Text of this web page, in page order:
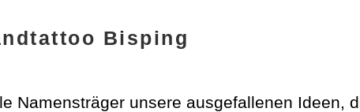
Bisping
Namensträger unsere ausgefallenen Ideen,